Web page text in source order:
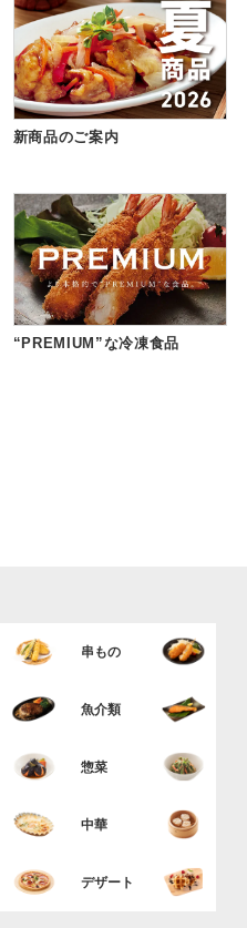
新商品のご案内
“PREMIUM”な冷凍食品
串もの
魚介類
惣菜
中華
デザート